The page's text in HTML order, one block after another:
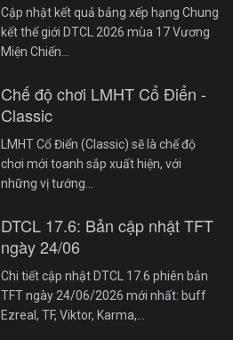
Cập nhật kết quả bảng xếp hạng Chung
kết thế giới DTCL 2026 mùa 17 Vương
Miện Chiến…
Chế độ chơi LMHT Cổ Điển -
Classic
LMHT Cổ Điển (Classic) sẽ là chế độ
chơi mới toanh sắp xuất hiện, với
những vị tướng…
DTCL 17.6: Bản cập nhật TFT
ngày 24/06
Chi tiết cập nhật DTCL 17.6 phiên bản
TFT ngày 24/06/2026 mới nhất: buff
Ezreal, TF, Viktor, Karma,…